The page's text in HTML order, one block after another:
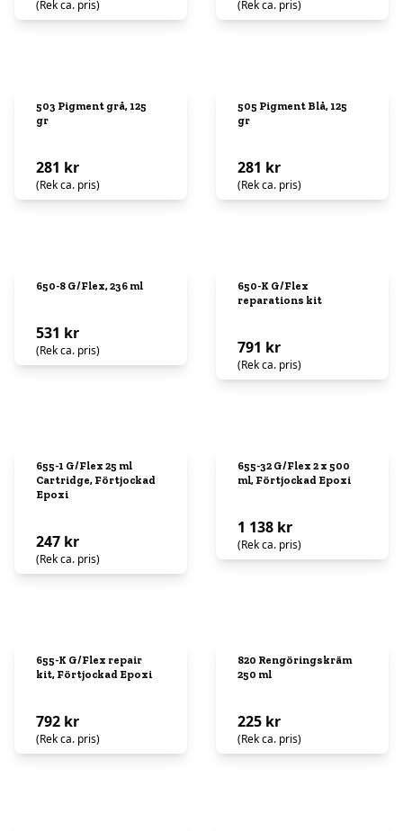
(Rek ca. pris) (Rek ca. pris)
503 Pigment grå, 125
gr
281 kr
(Rek ca. pris)
505 Pigment Blå, 125
gr
281 kr
(Rek ca. pris)
650-8 G/Flex, 236 ml
531 kr
(Rek ca. pris)
650-K G/Flex
reparations kit
791 kr
(Rek ca. pris)
655-1 G/Flex 25 ml
Cartridge, Förtjockad
Epoxi
247 kr
(Rek ca. pris)
655-32 G/Flex 2 x 500
ml, Förtjockad Epoxi
1 138 kr
(Rek ca. pris)
655-K G/Flex repair
kit, Förtjockad Epoxi
792 kr
(Rek ca. pris)
820 Rengöringskräm
250 ml
225 kr
(Rek ca. pris)